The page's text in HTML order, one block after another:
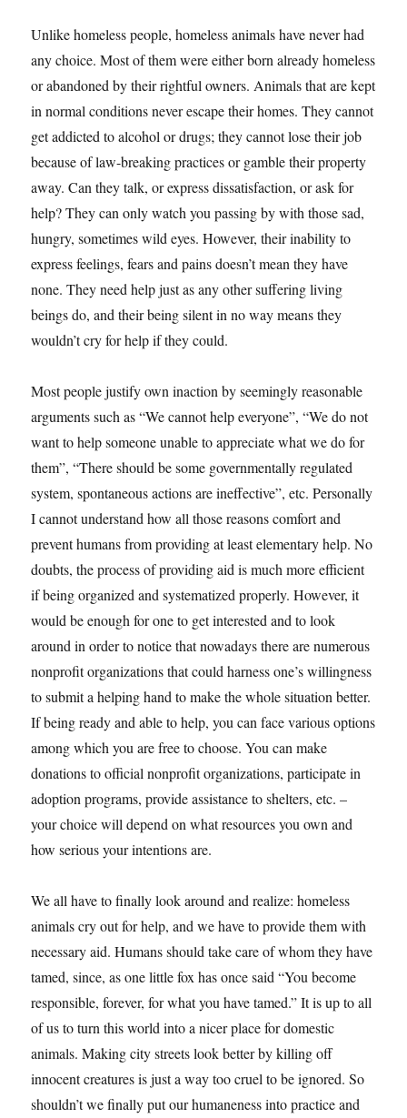
Unlike homeless people, homeless animals have never had
any choice. Most of them were either born already homeless
or abandoned by their rightful owners. Animals that are kept
in normal conditions never escape their homes. They cannot
get addicted to alcohol or drugs; they cannot lose their job
because of law-breaking practices or gamble their property
away. Can they talk, or express dissatisfaction, or ask for
help? They can only watch you passing by with those sad,
hungry, sometimes wild eyes. However, their inability to
express feelings, fears and pains doesn’t mean they have
none. They need help just as any other suffering living
beings do, and their being silent in no way means they
wouldn’t cry for help if they could.
Most people justify own inaction by seemingly reasonable
arguments such as “We cannot help everyone”, “We do not
want to help someone unable to appreciate what we do for
them”, “There should be some governmentally regulated
system, spontaneous actions are ineffective”, etc. Personally
I cannot understand how all those reasons comfort and
prevent humans from providing at least elementary help. No
doubts, the process of providing aid is much more efficient
if being organized and systematized properly. However, it
would be enough for one to get interested and to look
around in order to notice that nowadays there are numerous
nonprofit organizations that could harness one’s willingness
to submit a helping hand to make the whole situation better.
If being ready and able to help, you can face various options
among which you are free to choose. You can make
donations to official nonprofit organizations, participate in
adoption programs, provide assistance to shelters, etc. –
your choice will depend on what resources you own and
how serious your intentions are.
We all have to finally look around and realize: homeless
animals cry out for help, and we have to provide them with
necessary aid. Humans should take care of whom they have
tamed, since, as one little fox has once said “You become
responsible, forever, for what you have tamed.” It is up to all
of us to turn this world into a nicer place for domestic
animals. Making city streets look better by killing off
innocent creatures is just a way too cruel to be ignored. So
shouldn’t we finally put our humaneness into practice and